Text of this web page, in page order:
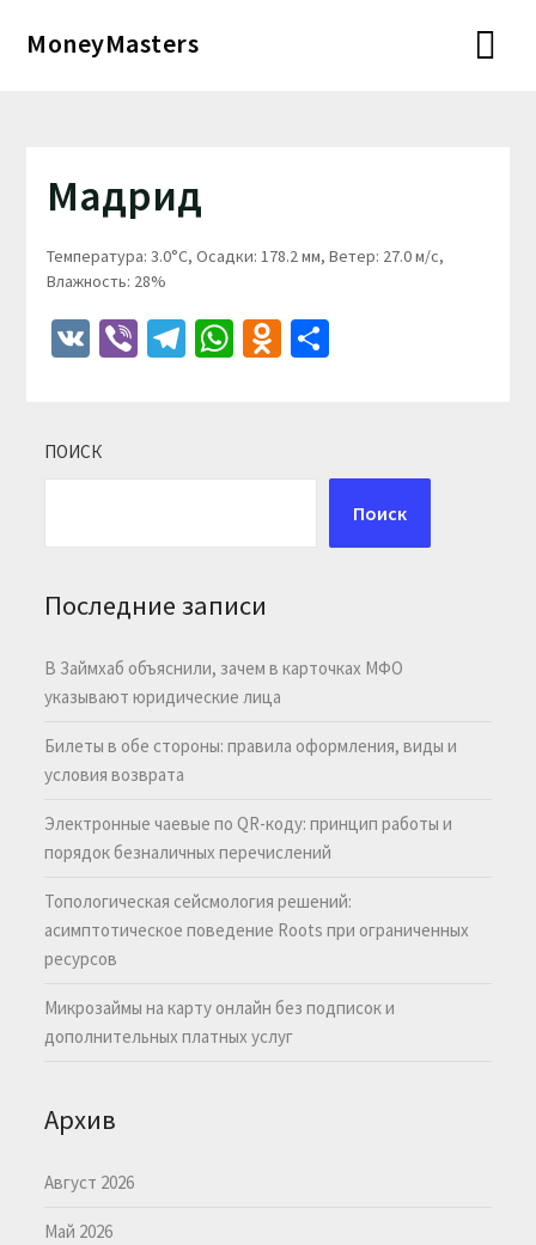
MoneyMasters
Мадрид
Температура: 3.0°C, Осадки: 178.2 мм, Ветер: 27.0 м/с,
Влажность: 28%
VKViberTelegram
WhatsApp
Odnoklassniki
Отправить
ПОИСК
Поиск
Последние записи
В Займхаб объяснили, зачем в карточках МФО
указывают юридические лица
Билеты в обе стороны: правила оформления, виды и
условия возврата
Электронные чаевые по QR-коду: принцип работы и
порядок безналичных перечислений
Топологическая сейсмология решений:
асимптотическое поведение Roots при ограниченных
ресурсов
Микрозаймы на карту онлайн без подписок и
дополнительных платных услуг
Архив
Август 2026
Май 2026